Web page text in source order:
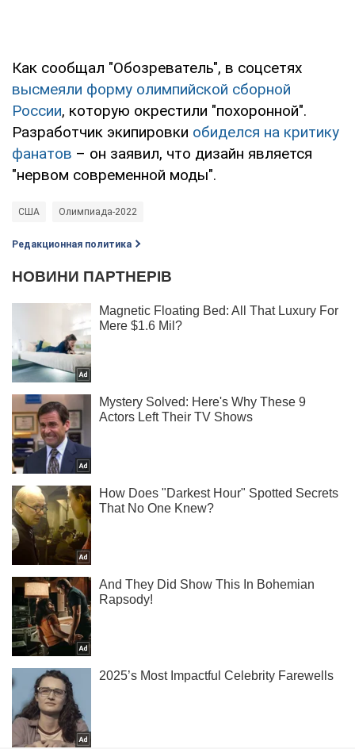
Как сообщал "Обозреватель", в соцсетях
высмеяли форму олимпийской сборной
России, которую окрестили "похоронной".
Разработчик экипировки обиделся на критику
фанатов – он заявил, что дизайн является
"нервом современной моды".
США Олимпиада-2022
Редакционная политика